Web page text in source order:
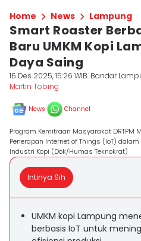
Home News Lampung
Smart Roaster
Baru UMKM Kopi
Daya Saing
16 Des 2025, 15:26 WIB Bandar
Martin Tobing
News Channel
Program Kemitraan Masyarakat DRTPM
Penerapan Internet of Things (IoT)
Industri Kopi (Dok/Humas Teknokrat)
Intinya Sih
UMKM kopi Lampung
berbasis IoT untuk